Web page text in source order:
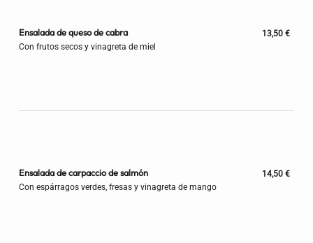
Ensalada de queso de cabra
Con frutos secos y vinagreta de miel
13,50 €
Ensalada de carpaccio de salmón
Con espárragos verdes, fresas y vinagreta de mango
14,50 €